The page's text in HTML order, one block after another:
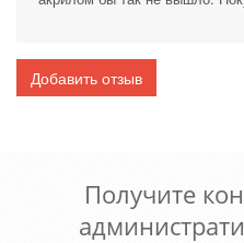
Добавить отзыв
Получите